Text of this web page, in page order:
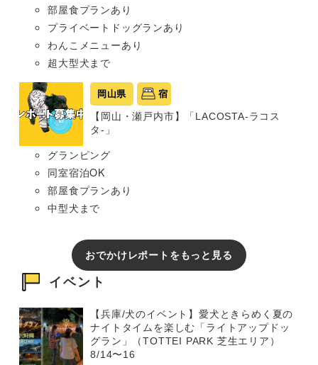
部屋食プランあり
プライベートドッグランあり
わんこメニューあり
超大型犬まで
岡山県 宿
【岡山・瀬戸内市】「LACOSTA-ラコス
タ-」
グランピング
同室宿泊OK
部屋食プランあり
中型犬まで
おでかけレポートをもっと見る
イベント
【兵庫/犬のイベント】愛犬ときらめく夏の
ナイトタイムを楽しむ「ライトアップドッ
グラン」（TOTTEI PARK 芝生エリア）
8/14〜16